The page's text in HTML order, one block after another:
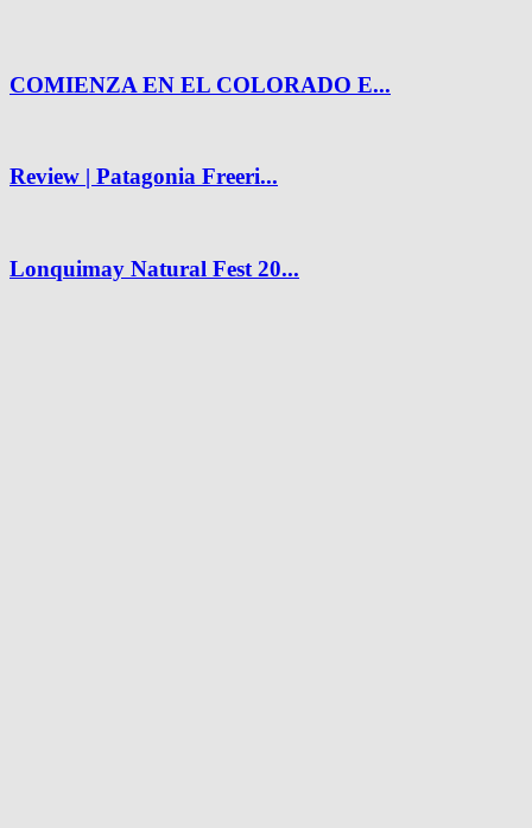
COMIENZA EN EL COLORADO E...
Review | Patagonia Freeri...
Lonquimay Natural Fest 20...